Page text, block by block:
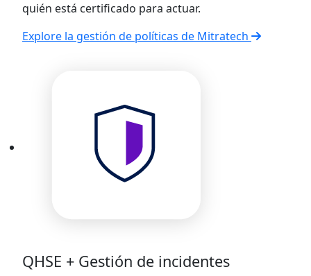
quién está certificado para actuar.
Explore la gestión de políticas de Mitratech
QHSE + Gestión de incidentes